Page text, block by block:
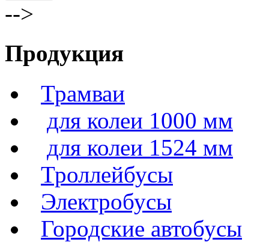
-->
Продукция
Трамваи
для колеи 1000 мм
для колеи 1524 мм
Троллейбусы
Электробусы
Городские автобусы